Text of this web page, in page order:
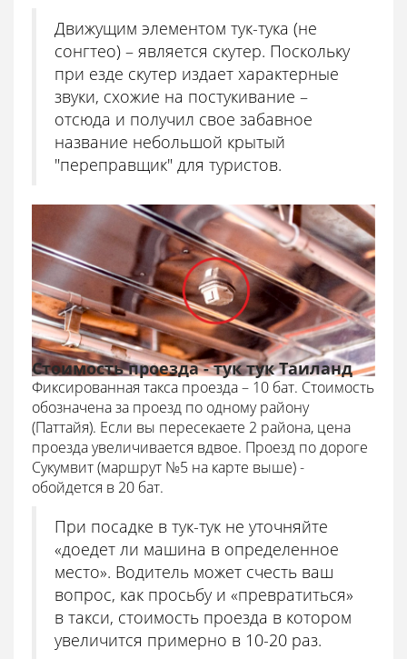
Движущим элементом тук-тука (не
сонгтео) – является скутер. Поскольку
при езде скутер издает характерные
звуки, схожие на постукивание –
отсюда и получил свое забавное
название небольшой крытый
"переправщик" для туристов.
Стоимость проезда - тук тук Таиланд
Фиксированная такса проезда – 10 бат. Стоимость
обозначена за проезд по одному району
(Паттайя). Если вы пересекаете 2 района, цена
проезда увеличивается вдвое. Проезд по дороге
Сукумвит (маршрут №5 на карте выше) -
обойдется в 20 бат.
При посадке в тук-тук не уточняйте
«доедет ли машина в определенное
место». Водитель может счесть ваш
вопрос, как просьбу и «превратиться»
в такси, стоимость проезда в котором
увеличится примерно в 10-20 раз.